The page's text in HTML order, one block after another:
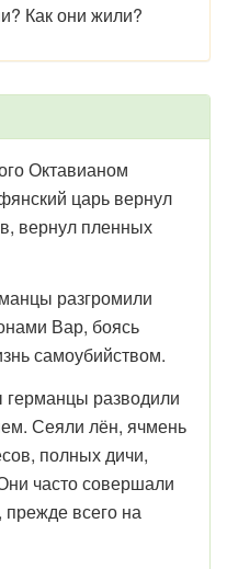
Как они жили?
Октавианом
царь вернул
вернул пленных
разгромили
Вар, боясь
самоубийством.
разводили
Сеяли лён, ячмень
полных дичи,
часто совершали
всего на